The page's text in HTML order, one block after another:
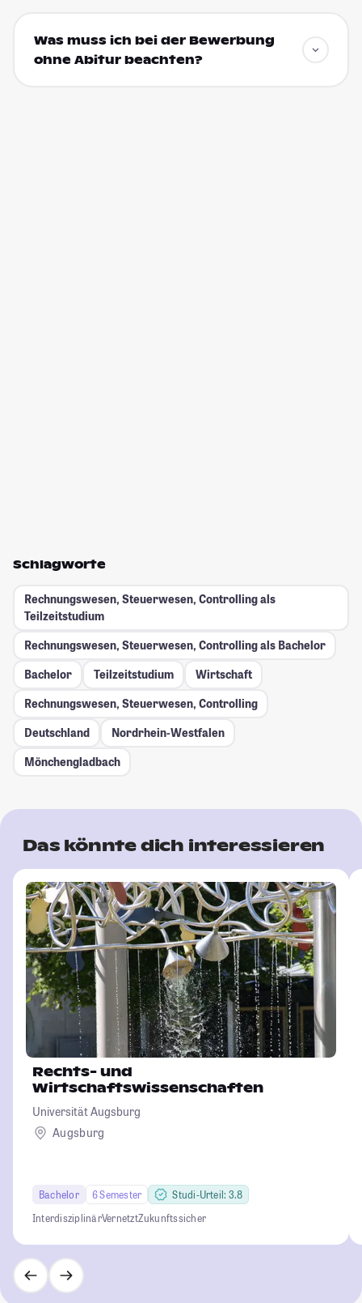
Was muss ich bei der Bewerbung
ohne Abitur beachten?
Schlagworte
Rechnungswesen, Steuerwesen, Controlling als
Teilzeitstudium
Rechnungswesen, Steuerwesen, Controlling als Bachelor
Bachelor
Teilzeitstudium
Wirtschaft
Rechnungswesen, Steuerwesen, Controlling
Deutschland
Nordrhein-Westfalen
Mönchengladbach
Das könnte dich interessieren
Rechts- und
Wirtschaftswissenschaften
Universität Augsburg
Augsburg
Bachelor 6 Semester
Studi-Urteil: 3.8
InterdisziplinärVernetztZukunftssicher